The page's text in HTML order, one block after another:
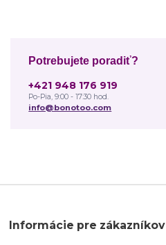
Potrebujete poradiť?
+421 948 176 919
Po-Pia, 9:00 - 17:30 hod.
info@bonotoo.com
Informácie pre zákazníkov